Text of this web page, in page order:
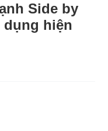
Side by
dụng hiện